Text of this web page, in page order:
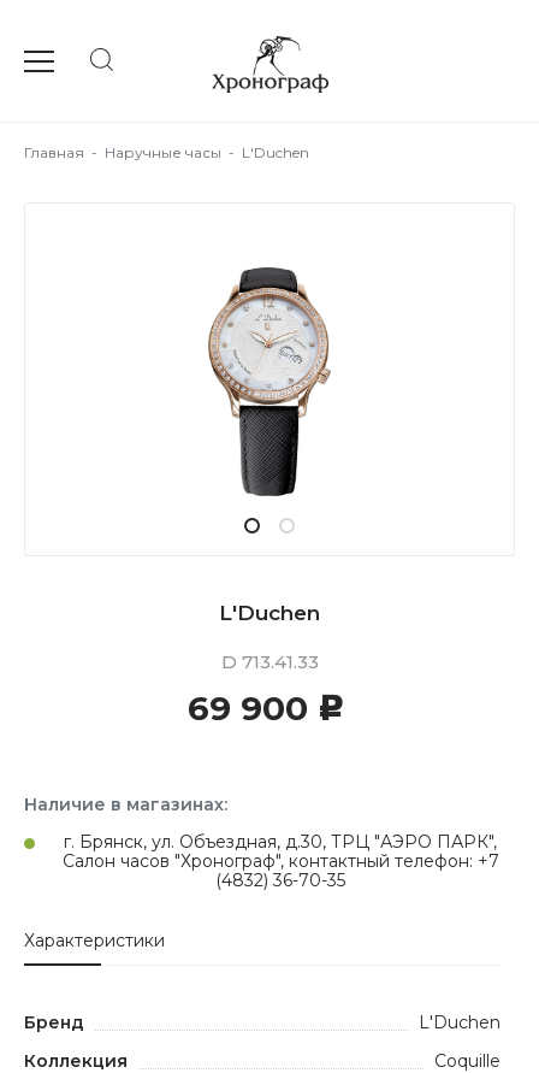
Главная - Наручные часы - L'Duchen
L'Duchen
D 713.41.33
69 900 c
Наличие в магазинах:
г. Брянск, ул. Объездная, д.30, ТРЦ "АЭРО ПАРК",
Салон часов "Хронограф", контактный телефон: +7
(4832) 36-70-35
Характеристики
Бренд
L'Duchen
Коллекция
Coquille